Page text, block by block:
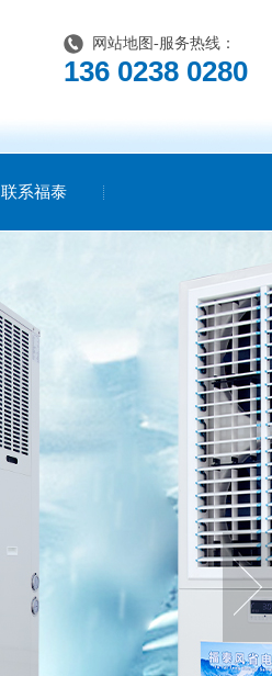
网站地图 -服务热线：
136 0238 0280
联系福泰